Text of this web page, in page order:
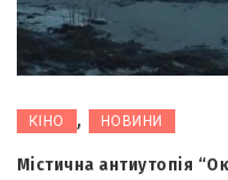
КІНО , НОВИНИ
Містична антиутопія